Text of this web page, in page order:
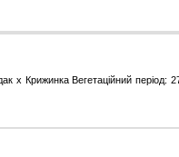
х Крижинка Вегетаційний період: